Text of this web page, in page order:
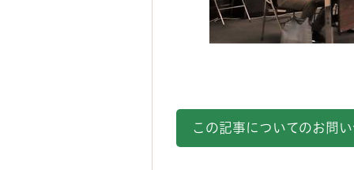
この記事についてのお問